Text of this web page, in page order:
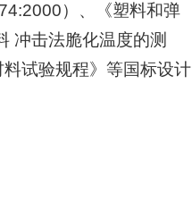
）、《塑料和弹
冲击法脆化温度的测
料试验规程》等国标设计